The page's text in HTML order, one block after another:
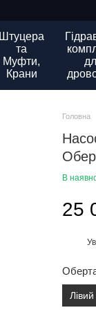
Штуцера
та
Муфти,
Крани
Головна
В
25
Лівий